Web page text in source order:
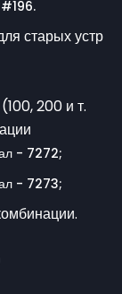
#196.
старых устр
200 и т.
- 7272;
- 7273;